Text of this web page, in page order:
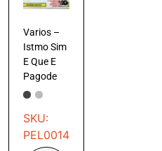
Varios –
Istmo Sim
E Que E
Pagode
SKU:
PEL0014